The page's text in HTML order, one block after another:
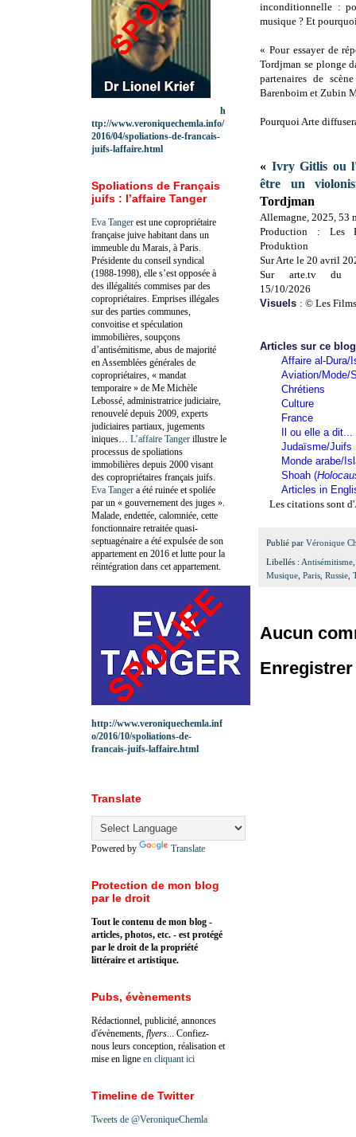
inconditionnelle :
musique ? Et
« Pour essayer de
Tordjman se plonge
partenaires de
Barenboim et Zubin
Pourquoi Arte
« Ivry Gitlis ou
être un
Tordjman
Allemagne, 2025, 53
Production : Les
Produktion
Sur Arte le 20 avril
Sur arte.tv du
15/10/2026
Visuels : © Les
Articles sur ce
Affaire al-Dura/
Aviation/Mode/
Chrétiens
Culture
France
Il ou elle a dit...
Judaïsme/Juifs
Monde arabe/
Shoah (
Articles in
Les citations sont d'
Publié par Véronique
Libellés : Antisémitisme
Musique, Paris, Russie,
Aucun
h
ttp://www.veroniquechemla.info/
2016/04/spoliations-de-francais-
juifs-laffaire.html
Spoliations de Français
juifs : l’affaire Tanger
Eva Tanger est une copropriétaire
française juive habitant dans un
immeuble du Marais, à Paris.
Présidente du conseil syndical
(1988-1998), elle s’est opposée à
des illégalités commises par des
copropriétaires. Emprises illégales
sur des parties communes,
convoitise et spéculation
immobilières, soupçons
d’antisémitisme, abus de majorité
en Assemblées générales de
copropriétaires, « mandat
temporaire » de Me Michèle
Lebossé, administratrice judiciaire,
renouvelé depuis 2009, experts
judiciaires partiaux, jugements
iniques… L’affaire Tanger illustre le
processus de spoliations
immobilières depuis 2000 visant
des copropriétaires français juifs.
Eva Tanger a été ruinée et spoliée
par un « gouvernement des juges ».
Malade, endettée, calomniée, cette
fonctionnaire retraitée quasi-
septuagénaire a été expulsée de son
appartement en 2016 et lutte pour la
réintégration dans cet appartement.
http://www.veroniquechemla.inf
o/2016/10/spoliations-de-
francais-juifs-laffaire.html
Translate
Powered by Translate
Protection de mon blog
par le droit
Tout le contenu de mon blog -
articles, photos, etc. - est protégé
par le droit de la propriété
littéraire et artistique.
Pubs, évènements
Rédactionnel, publicité, annonces
d'évènements, flyers ... Confiez-
nous leurs conception, réalisation et
mise en ligne en cliquant ici
Timeline de Twitter
Tweets de @VeroniqueChemla